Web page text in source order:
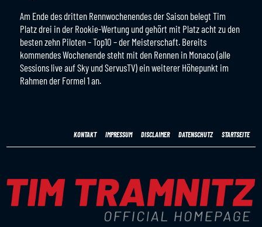
Am Ende des dritten Rennwochenendes der Saison belegt Tim
Platz drei in der Rookie-Wertung und gehört mit Platz acht zu den
besten zehn Piloten – Top10 – der Meisterschaft. Bereits
kommendes Wochenende steht mit den Rennen in Monaco (alle
Sessions live auf Sky und ServusTV) ein weiterer Höhepunkt im
Rahmen der Formel 1 an.
STARTSEITE
DATENSCHUTZ
DISCLAIMER
IMPRESSUM
KONTAKT